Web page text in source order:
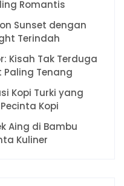
Romantis
Sunset dengan
Terindah
Kisah Tak Terduga
Paling Tenang
Kopi Turki yang
Kopi
Aing di Bambu
Kuliner